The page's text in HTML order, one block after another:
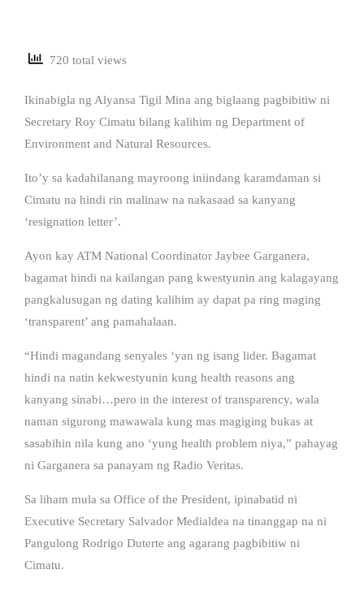
720 total views
Ikinabigla ng Alyansa Tigil Mina ang biglaang pagbibitiw ni
Secretary Roy Cimatu bilang kalihim ng Department of
Environment and Natural Resources.
Ito’y sa kadahilanang mayroong iniindang karamdaman si
Cimatu na hindi rin malinaw na nakasaad sa kanyang
‘resignation letter’.
Ayon kay ATM National Coordinator Jaybee Garganera,
bagamat hindi na kailangan pang kwestyunin ang kalagayang
pangkalusugan ng dating kalihim ay dapat pa ring maging
‘transparent’ ang pamahalaan.
“Hindi magandang senyales ‘yan ng isang lider. Bagamat
hindi na natin kekwestyunin kung health reasons ang
kanyang sinabi…pero in the interest of transparency, wala
naman sigurong mawawala kung mas magiging bukas at
sasabihin nila kung ano ‘yung health problem niya,” pahayag
ni Garganera sa panayam ng Radio Veritas.
Sa liham mula sa Office of the President, ipinabatid ni
Executive Secretary Salvador Medialdea na tinanggap na ni
Pangulong Rodrigo Duterte ang agarang pagbibitiw ni
Cimatu.